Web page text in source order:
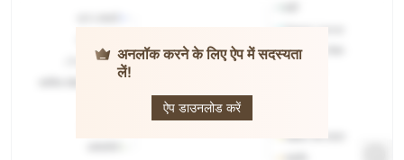
अनलॉक करने के लिए ऐप में सदस्यता
लें!
ऐप डाउनलोड करें